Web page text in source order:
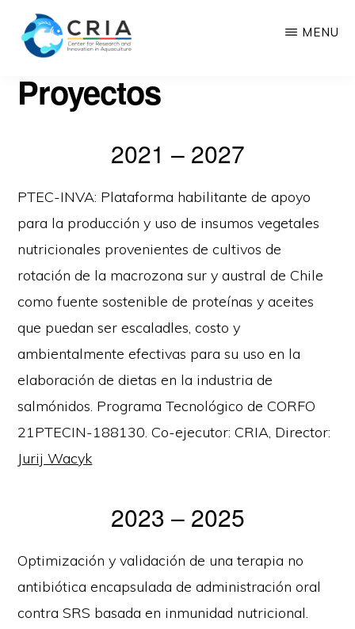
Saltar
principal
Center
for
Aquaculture
MENU
Proyectos
2021 – 2027
PTEC-INVA: Plataforma habilitante de apoyo
para la producción y uso de insumos vegetales
nutricionales provenientes de cultivos de
rotación de la macrozona sur y austral de Chile
como fuente sostenible de proteínas y aceites
que puedan ser escaladles, costo y
ambientalmente efectivas para su uso en la
elaboración de dietas en la industria de
salmónidos. Programa Tecnológico de CORFO
21PTECIN-188130. Co-ejecutor: CRIA, Director:
Jurij Wacyk
2023 – 2025
Optimización y validación de una terapia no
antibiótica encapsulada de administración oral
contra SRS basada en inmunidad nutricional.